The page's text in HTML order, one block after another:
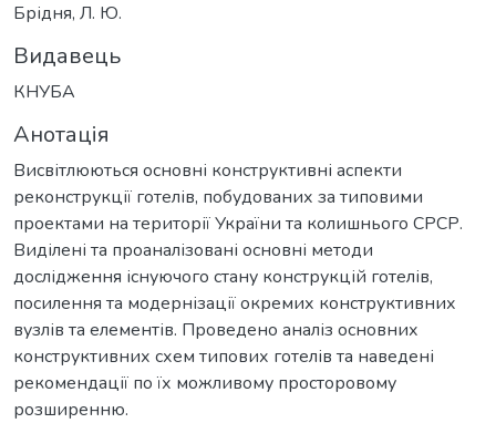
Брідня, Л. Ю.
Видавець
КНУБА
Анотація
Висвітлюються основні конструктивні аспекти
реконструкції готелів, побудованих за типовими
проектами на території України та колишнього СРСР.
Виділені та проаналізовані основні методи
дослідження існуючого стану конструкцій готелів,
посилення та модернізації окремих конструктивних
вузлів та елементів. Проведено аналіз основних
конструктивних схем типових готелів та наведені
рекомендації по їх можливому просторовому
розширенню.